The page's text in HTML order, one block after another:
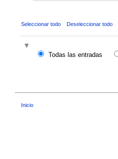
Seleccionar todo Deseleccionar todo
Todas las entradas
Inicio